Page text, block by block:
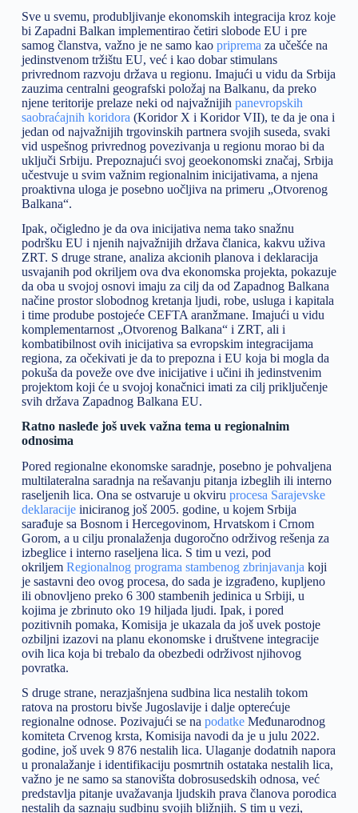
Sve u svemu, produbljivanje ekonomskih integracija kroz koje
bi Zapadni Balkan implementirao četiri slobode EU i pre
samog članstva, važno je ne samo kao priprema za učešće na
jedinstvenom tržištu EU, već i kao dobar stimulans
privrednom razvoju država u regionu. Imajući u vidu da Srbija
zauzima centralni geografski položaj na Balkanu, da preko
njene teritorije prelaze neki od najvažnijih panevropskih
saobraćajnih koridora (Koridor X i Koridor VII), te da je ona i
jedan od najvažnijih trgovinskih partnera svojih suseda, svaki
vid uspešnog privrednog povezivanja u regionu morao bi da
uključi Srbiju. Prepoznajući svoj geoekonomski značaj, Srbija
učestvuje u svim važnim regionalnim inicijativama, a njena
proaktivna uloga je posebno uočljiva na primeru „Otvorenog
Balkana“.
Ipak, očigledno je da ova inicijativa nema tako snažnu
podršku EU i njenih najvažnijih država članica, kakvu uživa
ZRT. S druge strane, analiza akcionih planova i deklaracija
usvajanih pod okriljem ova dva ekonomska projekta, pokazuje
da oba u svojoj osnovi imaju za cilj da od Zapadnog Balkana
načine prostor slobodnog kretanja ljudi, robe, usluga i kapitala
i time prodube postojeće CEFTA aranžmane. Imajući u vidu
komplementarnost „Otvorenog Balkana“ i ZRT, ali i
kombatibilnost ovih inicijativa sa evropskim integracijama
regiona, za očekivati je da to prepozna i EU koja bi mogla da
pokuša da poveže ove dve inicijative i učini ih jedinstvenim
projektom koji će u svojoj konačnici imati za cilj priključenje
svih država Zapadnog Balkana EU.
Ratno nasleđe još uvek važna tema u regionalnim
odnosima
Pored regionalne ekonomske saradnje, posebno je pohvaljena
multilateralna saradnja na rešavanju pitanja izbeglih ili interno
raseljenih lica. Ona se ostvaruje u okviru procesa Sarajevske
deklaracijeiniciranog još 2005. godine, u kojem Srbija
sarađuje sa Bosnom i Hercegovinom, Hrvatskom i Crnom
Gorom, a u cilju pronalaženja dugoročno održivog rešenja za
izbeglice i interno raseljena lica. S tim u vezi, pod
okriljem Regionalnog programa stambenog zbrinjavanja koji
je sastavni deo ovog procesa, do sada je izgrađeno, kupljeno
ili obnovljeno preko 6 300 stambenih jedinica u Srbiji, u
kojima je zbrinuto oko 19 hiljada ljudi. Ipak, i pored
pozitivnih pomaka, Komisija je ukazala da još uvek postoje
ozbiljni izazovi na planu ekonomske i društvene integracije
ovih lica koja bi trebalo da obezbedi održivost njihovog
povratka.
S druge strane, nerazjašnjena sudbina lica nestalih tokom
ratova na prostoru bivše Jugoslavije i dalje opterećuje
regionalne odnose. Pozivajući se na podatkeMeđunarodnog
komiteta Crvenog krsta, Komisija navodi da је u julu 2022.
godine, još uvek 9 876 nestalih lica. Ulaganje dodatnih napora
u pronalažanje i identifikaciju posmrtnih ostataka nestalih lica,
važno je ne samo sa stanovišta dobrosusedskih odnosa, već
predstavlja pitanje uvažavanja ljudskih prava članova porodica
nestalih da saznaju sudbinu svojih bližnjih. S tim u vezi,